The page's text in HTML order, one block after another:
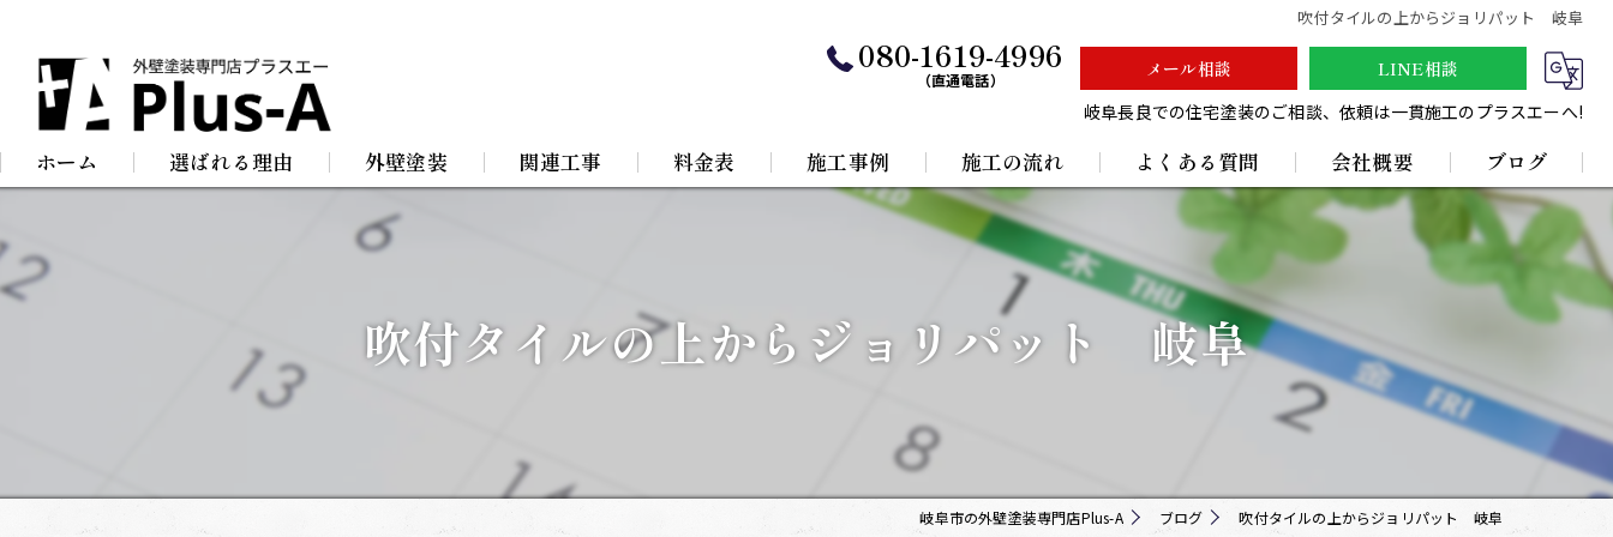
吹付タイルの上からジョリパット 岐阜
080-1619-4996
（直通電話） メール相談
LINE相談
岐阜長良での住宅塗装のご相談、依頼は一貫施工のプラスエーへ!
ホーム 選ばれる理由 外壁塗装
屋根塗装
店舗塗装
関連工事
屋根リフォーム
料金表 施工事例 施工の流れ よくある質問 会社概要
採用情報
ブログ
吹付タイルの上からジョリパット 岐阜
岐阜市の外壁塗装専門店Plus-A ブログ 吹付タイルの上からジョリパット 岐阜